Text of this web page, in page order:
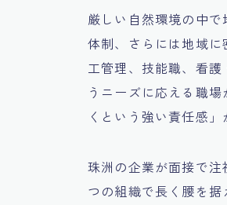
厳しい自然環境の中
体制、さらには地域
工管理、技能職、看
うニーズに応える職
くという強い責任感
珠洲の企業が面接で
つの組織で長く腰を